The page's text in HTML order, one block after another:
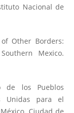
Nacional de
Other Borders:
Mexico.
de los Pueblos
Unidas para el
Ciudad de